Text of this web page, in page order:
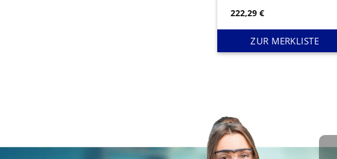
222,29€
ZUR MERKLISTE